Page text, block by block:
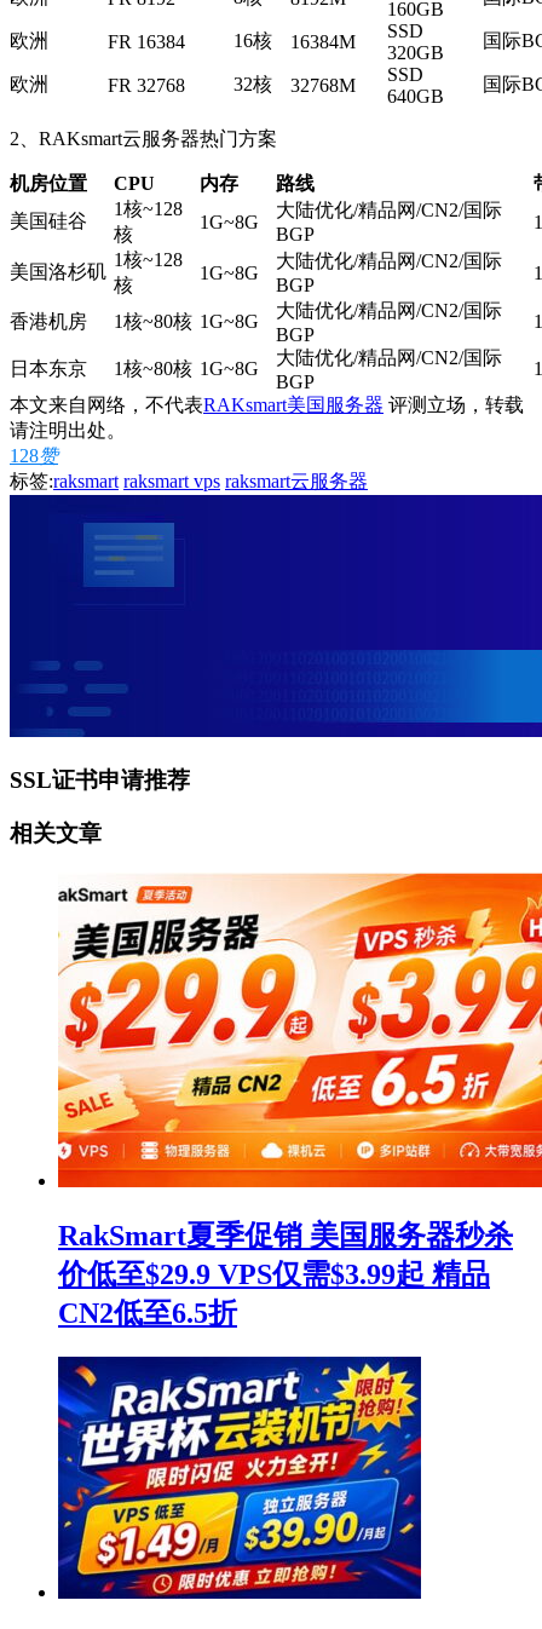
160GB
欧洲 FR 16384 16核 16384M
SSD
320GB
国际
欧洲 FR 32768 32核 32768M
SSD
640GB
国际
2、RAKsmart云服务器热门方案
机房位置 CPU 内存 路线
美国硅谷
1核~128
核
1G~8G
大陆优化/精品网/CN2/国际
BGP
美国洛杉矶
1核~128
核
1G~8G
大陆优化/精品网/CN2/国际
BGP
香港机房 1核~80核 1G~8G
大陆优化/精品网/CN2/国际
BGP
日本东京 1核~80核 1G~8G
大陆优化/精品网/CN2/国际
BGP
本文来自网络，不代表RAKsmart美国服务器 评测立场，转载
请注明出处。
128赞
标签:raksmart raksmart vps raksmart云服务器
SSL证书申请推荐
相关文章
RakSmart夏季促销 美国服务器秒杀
价低至$29.9 VPS仅需$3.99起 精品
CN2低至6.5折